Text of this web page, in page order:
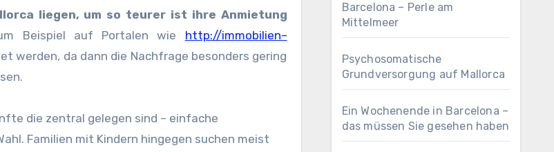
liegen, um so teurer ist ihre Anmietung
Beispiel auf Portalen wie http://immobilien–
werden, da dann die Nachfrage besonders gering
die zentral gelegen sind – einfache
Familien mit Kindern hingegen suchen meist
Barcelona – Perle am
Mittelmeer
Psychosomatische
Grundversorgung auf Mallorca
Ein Wochenende in Barcelona –
das müssen Sie gesehen haben